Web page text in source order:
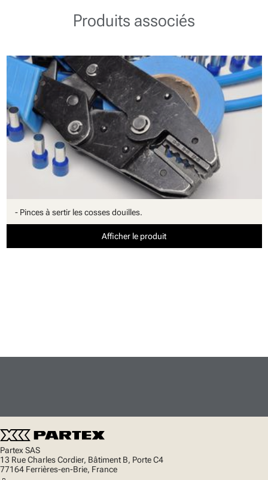
Produits associés
- Pinces à sertir les cosses douilles.
Afficher le produit
Partex SAS
13 Rue Charles Cordier, Bâtiment B, Porte C4
77164 Ferrières-en-Brie, France